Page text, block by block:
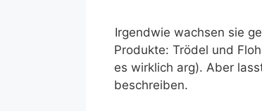
Irgendwie wachsen sie
Produkte: Trödel und
es wirklich arg). Aber
beschreiben.